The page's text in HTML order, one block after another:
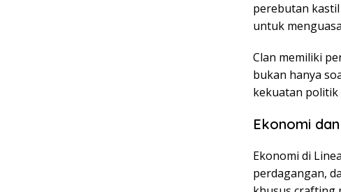
perebutan
untuk
Clan memiliki
bukan hanya
kekuatan politik
Ekonomi
Ekonomi di
perdagangan,